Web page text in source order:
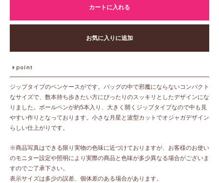
カートに入れる
お気に入りに追加
ジップタイプのペンケースがです。バッグの中で邪魔にならないコンパクト
なサイズで、数本持ち歩きたい方にぴったりのスッキリとしたデザインにな
りました。ボールペンが約5本入り、大きく開くジップタイプなので中も見
やすい作りとなっております。小さな月星と波型カットでオジャガデザイン
らしい仕上がりです。
※商品写真はできる限り実物の色味に近づけておりますが、お客様のお使い
のモニター設定や照明により実際の商品と色味が多少異なる場合がございま
すのでご了承下さい。
表示サイズは多少の誤差、個体差のある場合があります。